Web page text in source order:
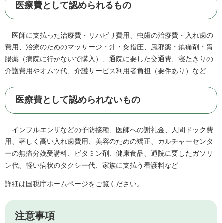
医療費として認められるもの
医師に支払った治療費・リハビリ費用、虫歯の治療費・入れ歯の
費用、治療のためのマッサージ・針・灸指圧、風邪薬・鎮痛剤・胃
腸薬（病院に行かないで購入）、通院に要した交通費、寝たきりの
介護費用やオムツ代、介護サービス利用者負担（要件あり）など
医療費として認められないもの
インフルエンザなどの予防接種、医師への謝礼金、人間ドック費
用、著しく高い入れ歯費用、美容のための矯正、カルチャーセンタ
ーの無痛分娩受講料、ビタミン剤、健康食品、通院に要したガソリ
ン代、軽い病状のタクシー代、家族に支払う看護料など
詳細は国税庁ホームページをご覧ください。
注意事項